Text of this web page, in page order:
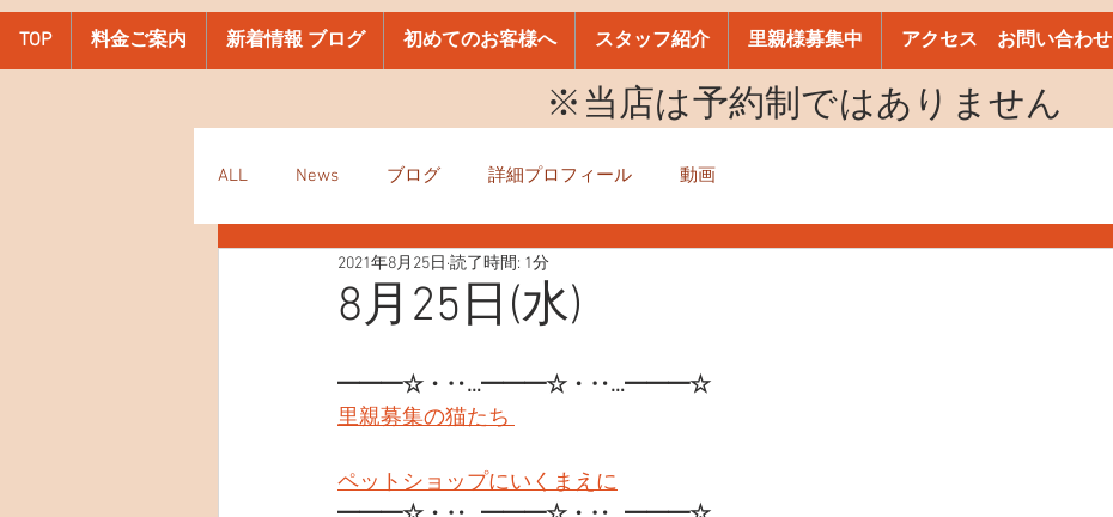
TOP 料金ご案内 新着情報 ブログ 初めてのお客様へ スタッフ紹介 里親様募集中 アクセス お問い合わせ
​※当店は予約制ではありません
ALL News ブログ 詳細プロフィール 動画
8月25日(水)
2021年8月25日 読了時間: 1分
━━━☆・‥…━━━☆・‥…━━━☆
里親募集の猫たち
ペットショップにいくまえに